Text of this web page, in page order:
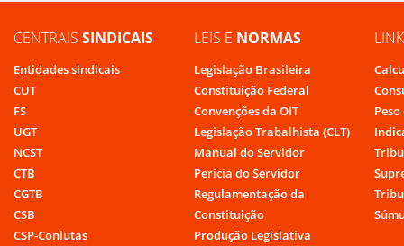
CENTRAIS SINDICAIS
Entidades sindicais
CUT
FS
UGT
NCST
CTB
CGTB
CSB
CSP-Conlutas
LEIS E NORMAS
Legislação Brasileira
Constituição Federal
Convenções da OIT
Legislação Trabalhista (CLT)
Manual do Servidor
Perícia do Servidor
Regulamentação da
Constituição
Produção Legislativa